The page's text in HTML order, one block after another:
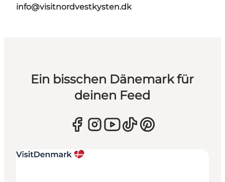
info@visitnordvestkysten.dk
Ein bisschen Dänemark für
deinen Feed